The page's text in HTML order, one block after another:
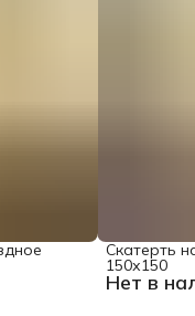
Нет в
Скатерть
150х150